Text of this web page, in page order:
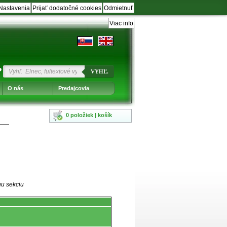
Odmietnuť
Prijať dodatočné cookies
Nastavenia
Viac info
VYHĽ.
O nás Predajcovia
0 položiek | košík
sekciu